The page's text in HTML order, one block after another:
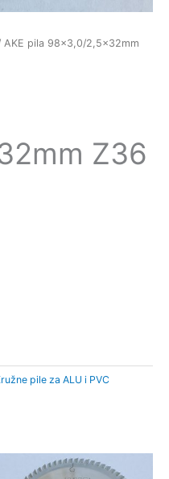
AKE pila 98×3,0/2,5x32mm
Z36
pile za ALU i PVC